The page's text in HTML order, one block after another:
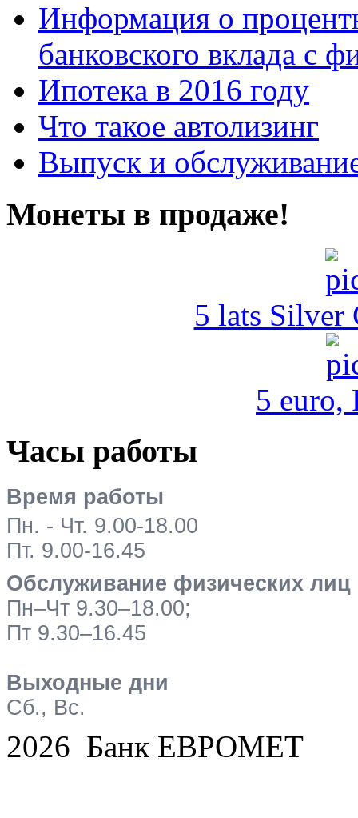
Информация о
банковского вклада с
Ипотека в 2016 году
Что такое автолизинг
Выпуск и
Монеты в продаже!
5 lats Silver
5 euro,
Часы работы
Время работы
Пн. - Чт. 9.00-18.00
Пт. 9.00-16.45
Обслуживание физических лиц
Пн–Чт 9.30–18.00;
Пт 9.30–16.45
Выходные дни
Сб., Вс.
2026 Банк ЕВРОМЕТ